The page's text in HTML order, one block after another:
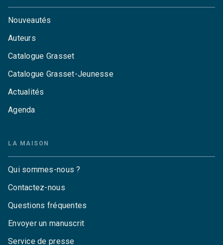
Nouveautés
Auteurs
Catalogue Grasset
Catalogue Grasset-Jeunesse
Actualités
Agenda
LA MAISON
Qui sommes-nous ?
Contactez-nous
Questions fréquentes
Envoyer un manuscrit
Service de presse